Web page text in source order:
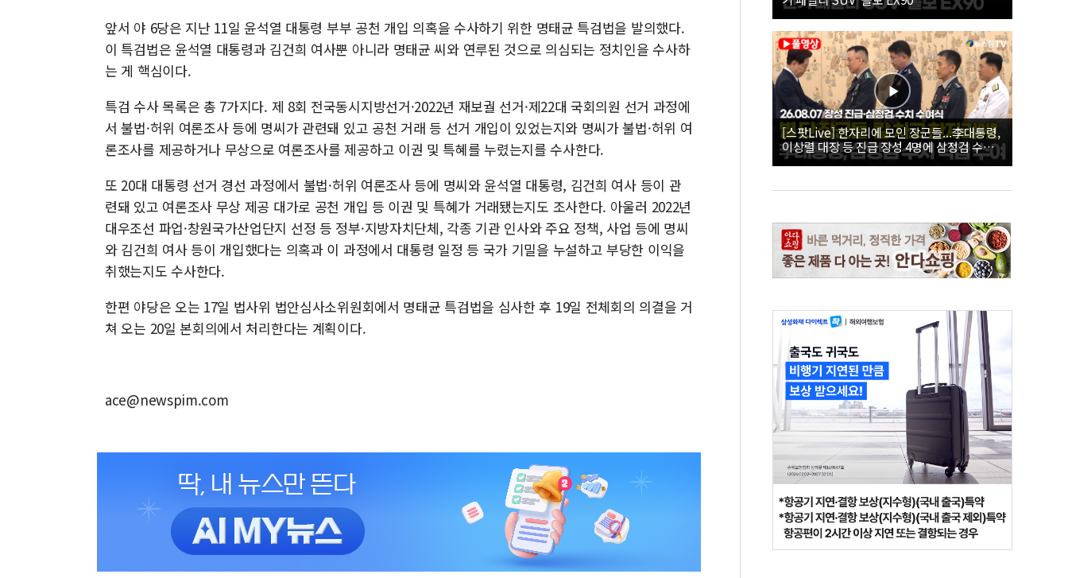
앞서 야 6당은 지난 11일 윤석열 대통령 부부 공천 개입 의혹을 수사하기 위한 명태균 특검법을 발의했다.
이 특검법은 윤석열 대통령과 김건희 여사뿐 아니라 명태균 씨와 연루된 것으로 의심되는 정치인을 수사하
는 게 핵심이다.
특검 수사 목록은 총 7가지다. 제 8회 전국동시지방선거·2022년 재보궐 선거·제22대 국회의원 선거 과정에
서 불법·허위 여론조사 등에 명씨가 관련돼 있고 공천 거래 등 선거 개입이 있었는지와 명씨가 불법·허위 여
론조사를 제공하거나 무상으로 여론조사를 제공하고 이권 및 특혜를 누렸는지를 수사한다.
또 20대 대통령 선거 경선 과정에서 불법·허위 여론조사 등에 명씨와 윤석열 대통령, 김건희 여사 등이 관
련돼 있고 여론조사 무상 제공 대가로 공천 개입 등 이권 및 특혜가 거래됐는지도 조사한다. 아울러 2022년
대우조선 파업·창원국가산업단지 선정 등 정부·지방자치단체, 각종 기관 인사와 주요 정책, 사업 등에 명씨
와 김건희 여사 등이 개입했다는 의혹과 이 과정에서 대통령 일정 등 국가 기밀을 누설하고 부당한 이익을
취했는지도 수사한다.
한편 야당은 오는 17일 법사위 법안심사소위원회에서 명태균 특검법을 심사한 후 19일 전체회의 의결을 거
쳐 오는 20일 본회의에서 처리한다는 계획이다.
ace@newspim.com
[스팟Live] 한자리에 모인 장군들...李대통령,
이상렬 대장 등 진급 장성 4명에 삼정검 수치
직접 수여｜26.08.07 장성 진급·삼정검 수치